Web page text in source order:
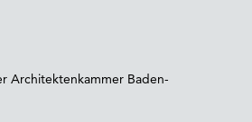
Architektenkammer Baden-